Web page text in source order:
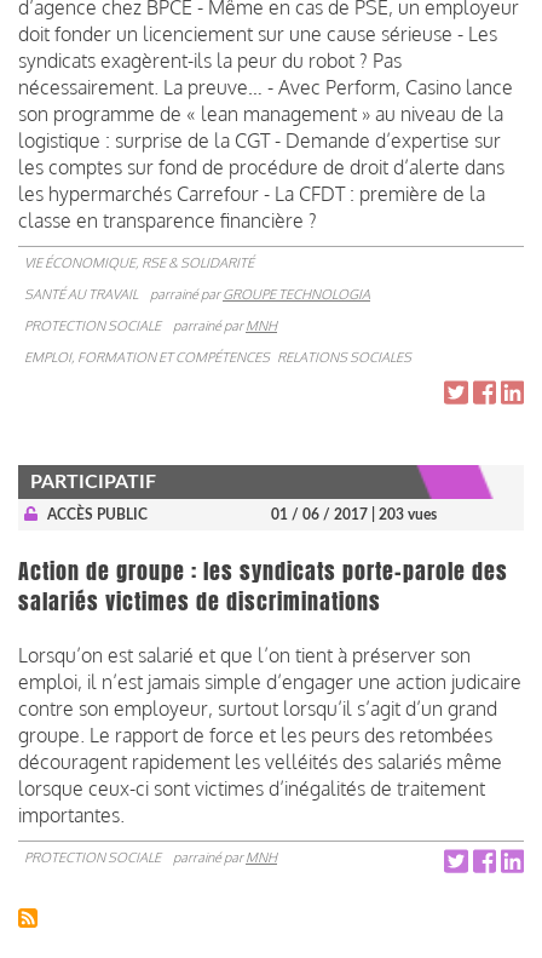
d’agence chez BPCE - Même en cas de PSE, un employeur
doit fonder un licenciement sur une cause sérieuse - Les
syndicats exagèrent-ils la peur du robot ? Pas
nécessairement. La preuve… - Avec Perform, Casino lance
son programme de « lean management » au niveau de la
logistique : surprise de la CGT - Demande d’expertise sur
les comptes sur fond de procédure de droit d’alerte dans
les hypermarchés Carrefour - La CFDT : première de la
classe en transparence financière ?
VIE ÉCONOMIQUE, RSE & SOLIDARITÉ
SANTÉ AU TRAVAIL
parrainé parGROUPE TECHNOLOGIA
PROTECTION SOCIALE
parrainé parMNH
EMPLOI, FORMATION ET COMPÉTENCES RELATIONS SOCIALES
PARTICIPATIF
ACCÈS PUBLIC 01 / 06 / 2017 | 203 vues
Action de groupe : les syndicats porte-parole des
salariés victimes de discriminations
Lorsqu’on est salarié et que l’on tient à préserver son
emploi, il n’est jamais simple d’engager une action judicaire
contre son employeur, surtout lorsqu’il s’agit d’un grand
groupe. Le rapport de force et les peurs des retombées
découragent rapidement les velléités des salariés même
lorsque ceux-ci sont victimes d’inégalités de traitement
importantes.
PROTECTION SOCIALE parrainé parMNH